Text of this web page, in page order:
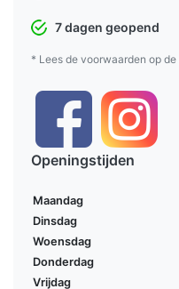
7 dagen geopend
* Lees de voorwaarden op de
Openingstijden
Maandag
Dinsdag
Woensdag
Donderdag
Vrijdag